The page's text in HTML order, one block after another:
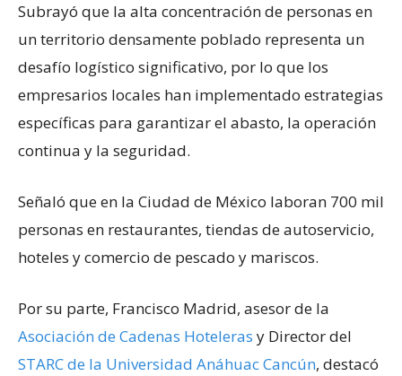
Subrayó que la alta concentración de personas en
un territorio densamente poblado representa un
desafío logístico significativo, por lo que los
empresarios locales han implementado estrategias
específicas para garantizar el abasto, la operación
continua y la seguridad.
Señaló que en la Ciudad de México laboran 700 mil
personas en restaurantes, tiendas de autoservicio,
hoteles y comercio de pescado y mariscos.
Por su parte, Francisco Madrid, asesor de la
Asociación de Cadenas Hoteleras y Director del
STARC de la Universidad Anáhuac Cancún, destacó